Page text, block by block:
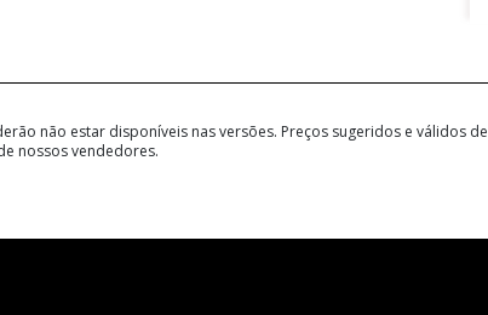
não estar disponíveis nas versões. Preços sugeridos e válidos de
nossos vendedores.